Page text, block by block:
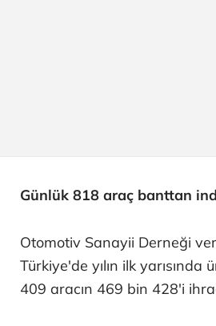
Günlük 818 araç banttan
Otomotiv Sanayii Derneği
Türkiye'de yılın ilk yarısında
409 aracın 469 bin 428'i